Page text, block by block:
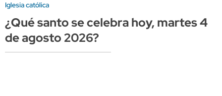
Iglesia católica
¿Qué santo se celebra hoy, martes 4
de agosto 2026?